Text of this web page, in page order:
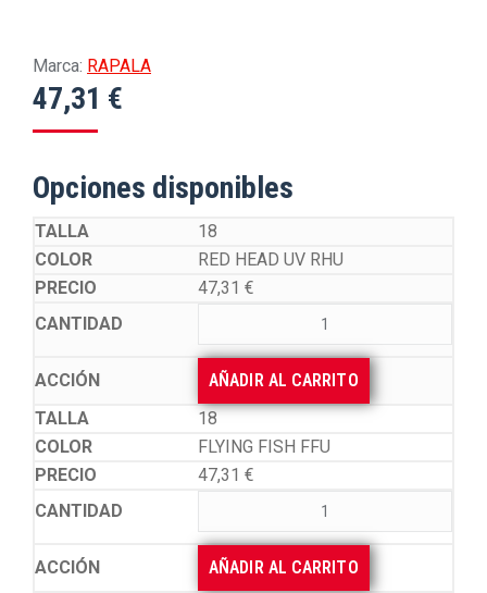
Marca: RAPALA
47,31 €
Opciones disponibles
18
RED HEAD UV RHU
47,31 €
AÑADIR AL CARRITO
18
FLYING FISH FFU
47,31 €
AÑADIR AL CARRITO